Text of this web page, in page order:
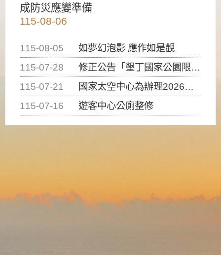
成防災應變準備
115-08-06
115-08-05
如夢幻泡影 應作如是觀
115-07-28
修正公告「墾丁國家公園限制水域遊憩活動之種類、範圍、時間及行為」，自即日生效。
115-07-21
國家太空中心為辦理2026台灣盃火箭競賽，陸、海、空域警戒及協調相關事宜，因颱風備案事宜
115-07-16
遊客中心公廁整修